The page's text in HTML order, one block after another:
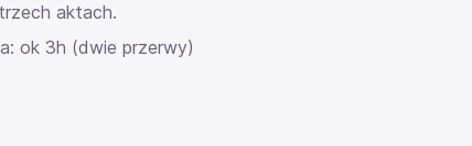
aktach.
ok 3h (dwie przerwy)